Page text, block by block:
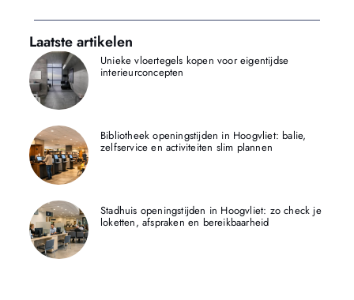
Laatste artikelen
Unieke vloertegels kopen voor eigentijdse
interieurconcepten
Bibliotheek openingstijden in Hoogvliet: balie,
zelfservice en activiteiten slim plannen
Stadhuis openingstijden in Hoogvliet: zo check je
loketten, afspraken en bereikbaarheid